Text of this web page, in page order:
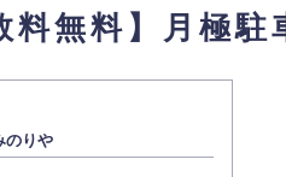
す（ご本人であることが確認できな
は適切に対応いたします。
るよう社内教育を実施してまいります
無料】 月極駐
のりや